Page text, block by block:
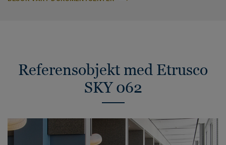
Referensobjekt med Etrusco
SKY 062